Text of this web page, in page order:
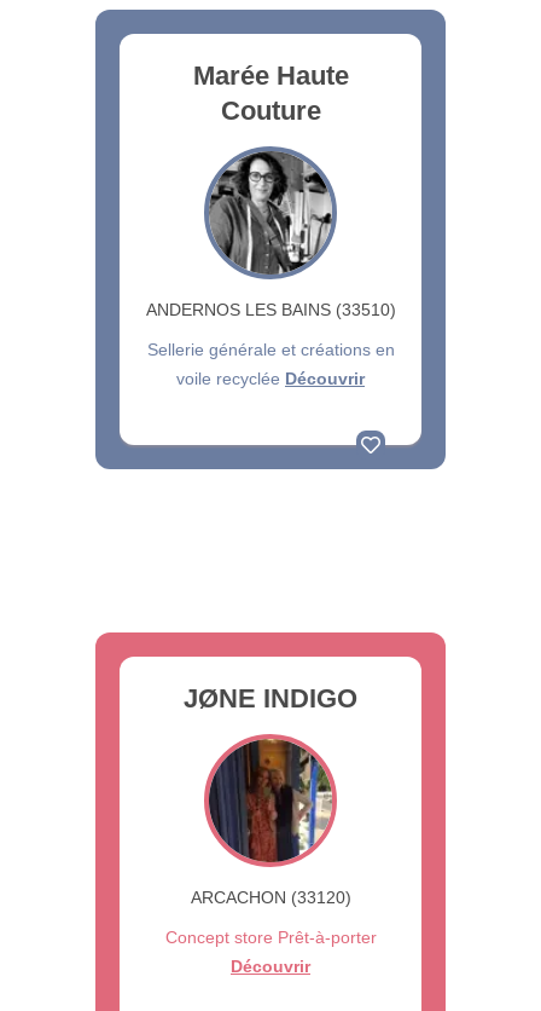
Marée Haute
Couture
ANDERNOS LES BAINS (33510)
Sellerie générale et créations en
voile recyclée Découvrir
JØNE INDIGO
ARCACHON (33120)
Concept store Prêt-à-porter
Découvrir